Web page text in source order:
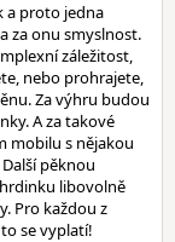
a proto jedna
za onu smyslnost.
záležitost,
nebo prohrajete,
Za výhru budou
A za takové
mobilu s nějakou
pěknou
libovolně
Pro každou z
se vyplatí!